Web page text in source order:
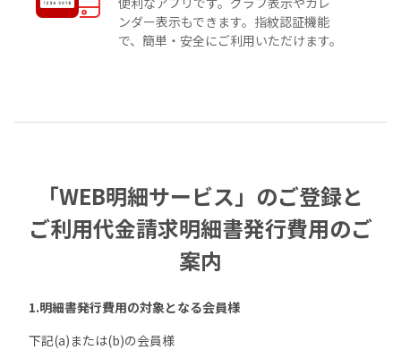
ンダー表示もできます。指紋認証機能
で、簡単・安全にご利用いただけます。
「WEB明細サービス」のご登録と
ご利用代金請求明細書発行費用のご
案内
1.明細書発行費用の対象となる会員様
下記(a)または(b)の会員様